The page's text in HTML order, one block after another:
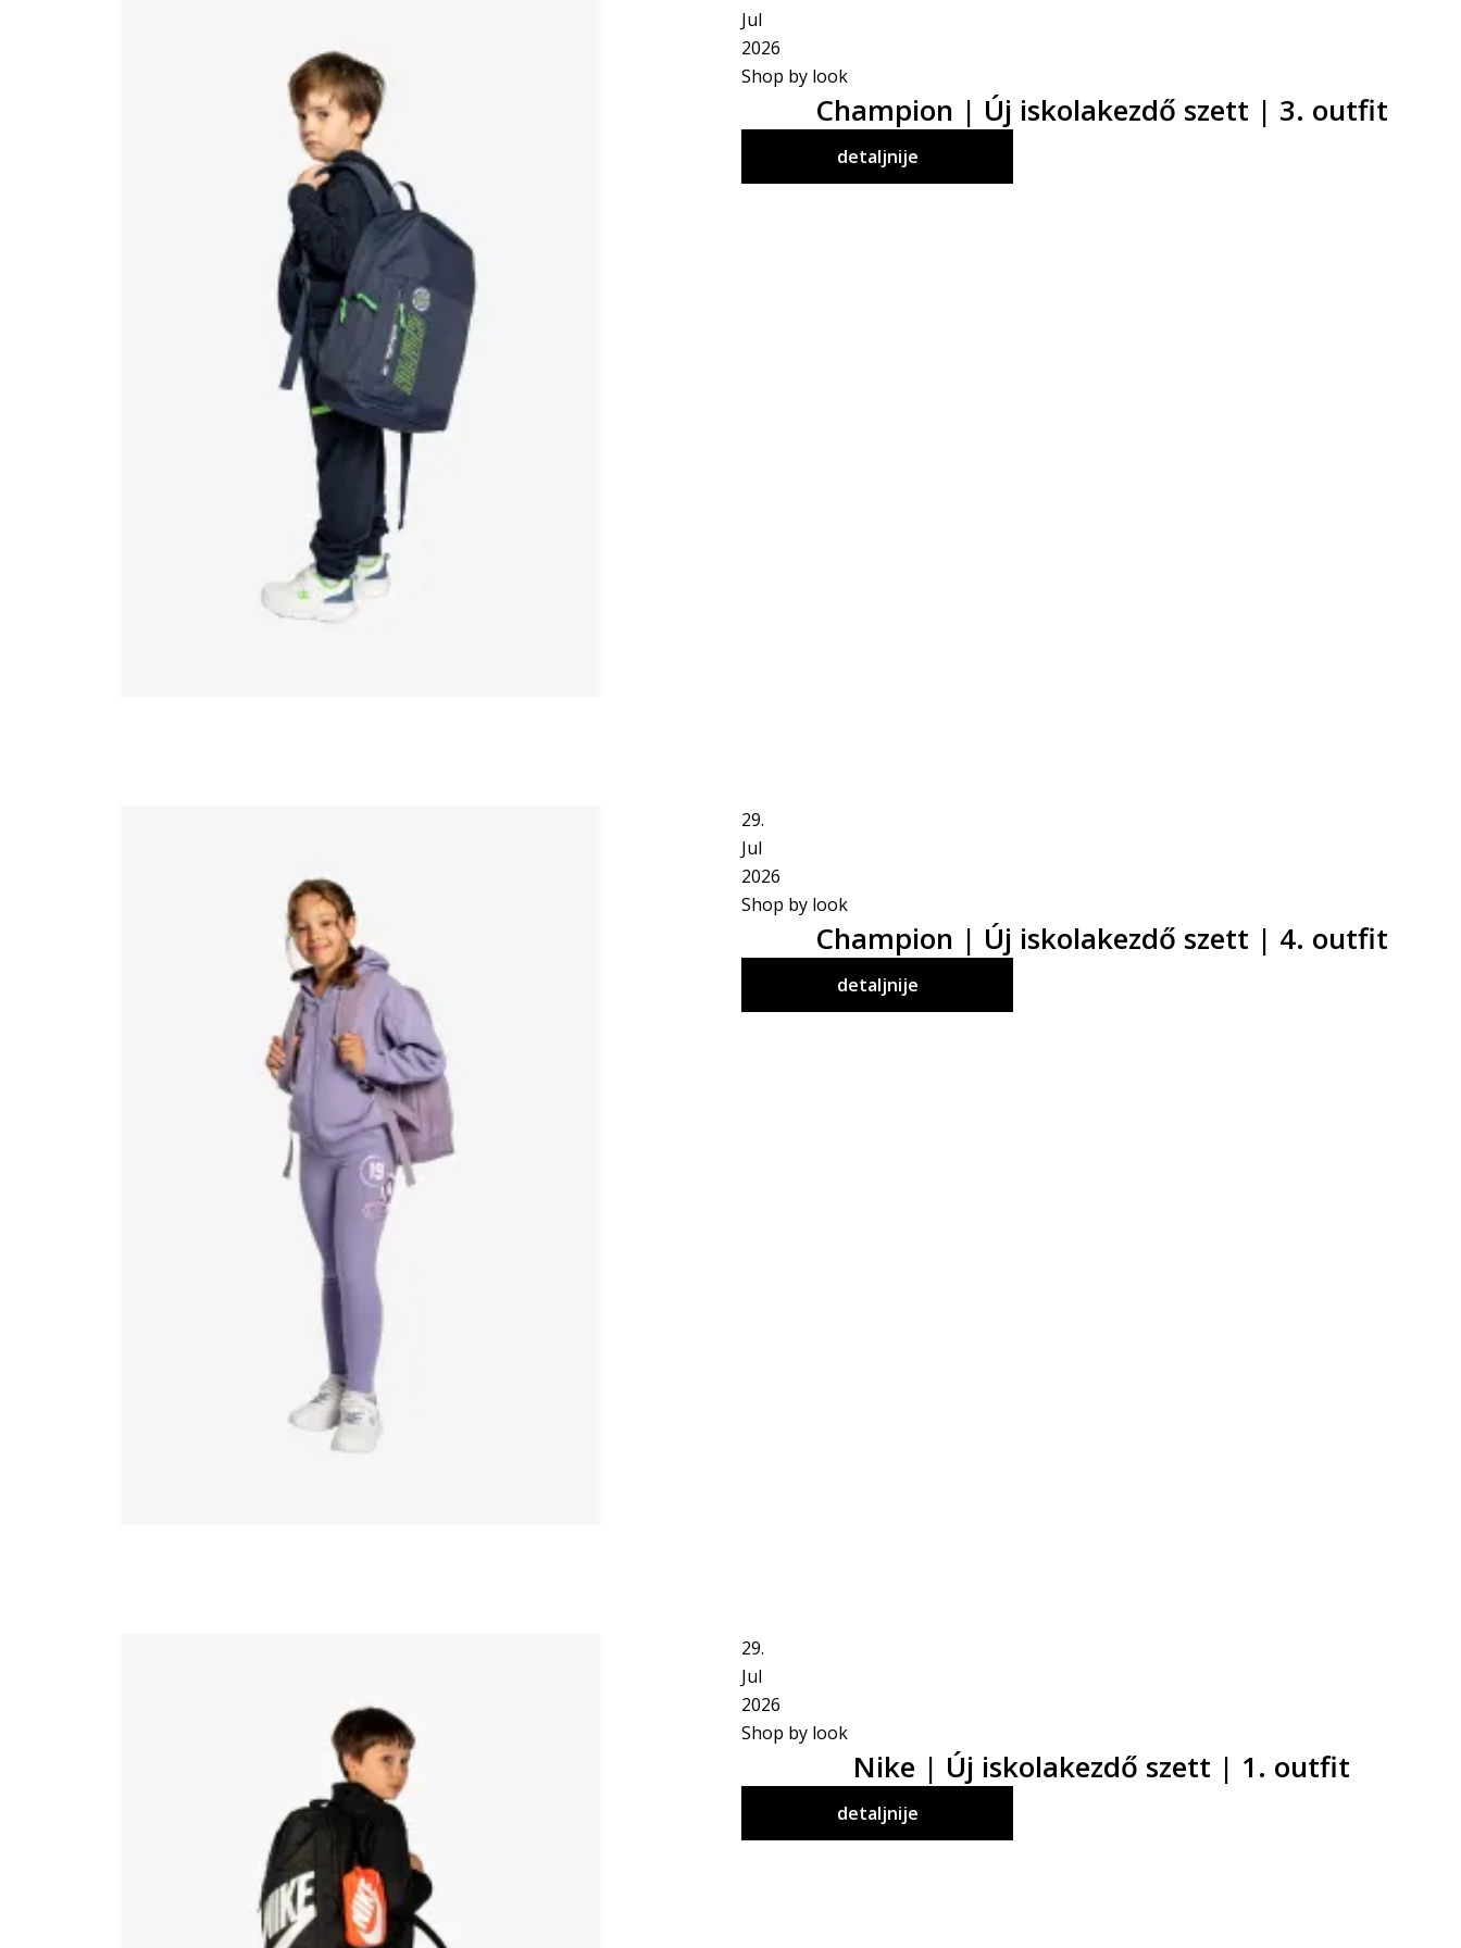
Jul
2026
Shop by look
Champion | Új iskolakezdő szett | 3. outfit
detaljnije
29.
Jul
2026
Shop by look
Champion | Új iskolakezdő szett | 4. outfit
detaljnije
29.
Jul
2026
Shop by look
Nike | Új iskolakezdő szett | 1. outfit
detaljnije